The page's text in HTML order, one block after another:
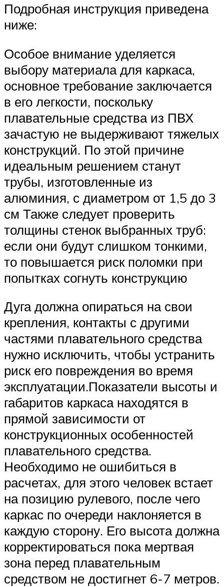
Подробная инструкция приведена
ниже:
Особое внимание уделяется
выбору материала для каркаса,
основное требование заключается
в его легкости, поскольку
плавательные средства из ПВХ
зачастую не выдерживают тяжелых
конструкций. По этой причине
идеальным решением станут
трубы, изготовленные из
алюминия, с диаметром от 1,5 до 3
см Также следует проверить
толщины стенок выбранных труб:
если они будут слишком тонкими,
то повышается риск поломки при
попытках согнуть конструкцию
Дуга должна опираться на свои
крепления, контакты с другими
частями плавательного средства
нужно исключить, чтобы устранить
риск его повреждения во время
эксплуатации.Показатели высоты и
габаритов каркаса находятся в
прямой зависимости от
конструкционных особенностей
плавательного средства.
Необходимо не ошибиться в
расчетах, для этого человек встает
на позицию рулевого, после чего
каркас по очереди наклоняется в
каждую сторону. Его высота должна
корректироваться пока мертвая
зона перед плавательным
средством не достигнет 6-7 метров.